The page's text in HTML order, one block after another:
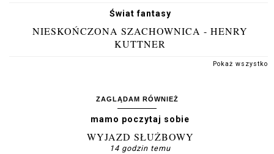
Świat fantasy
NIESKOŃCZONA SZACHOWNICA - HENRY
KUTTNER
Pokaż wszystko
ZAGLĄDAM RÓWNIEŻ
mamo poczytaj sobie
WYJAZD SŁUŻBOWY
14 godzin temu